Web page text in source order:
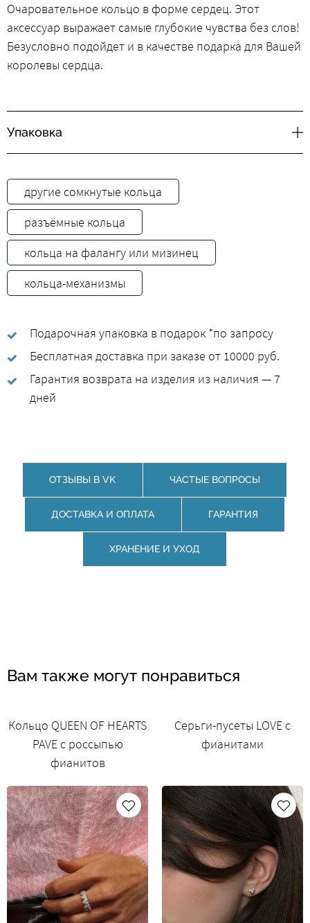
Очаровательное кольцо в форме сердец. Этот
аксессуар выражает самые глубокие чувства без слов!
Безусловно подойдет и в качестве подарка для Вашей
королевы сердца.
Упаковка
другие cомкнутые кольца
разъёмные кольца
кольца на фалангу или мизинец
кольца-механизмы
Подарочная упаковка в подарок *по запросу
Бесплатная доставка при заказе от 10000 руб.
Гарантия возврата на изделия из наличия — 7
дней
ОТЗЫВЫ В VK ЧАСТЫЕ ВОПРОСЫ
ДОСТАВКА И ОПЛАТА ГАРАНТИЯ
ХРАНЕНИЕ И УХОД
Вам также могут понравиться
Кольцо QUEEN OF HEARTS
PAVE с россыпью
фианитов
Серьги-пусеты LOVE с
фианитами